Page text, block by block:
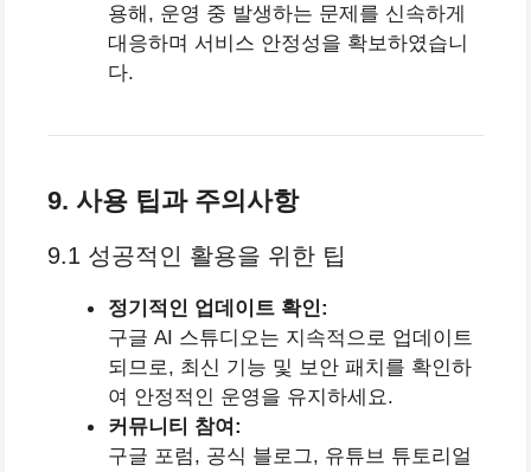
용해, 운영 중 발생하는 문제를 신속하게
대응하며 서비스 안정성을 확보하였습니
다.
9. 사용 팁과 주의사항
9.1 성공적인 활용을 위한 팁
정기적인 업데이트 확인:
구글 AI 스튜디오는 지속적으로 업데이트
되므로, 최신 기능 및 보안 패치를 확인하
여 안정적인 운영을 유지하세요.
커뮤니티 참여:
구글 포럼, 공식 블로그, 유튜브 튜토리얼